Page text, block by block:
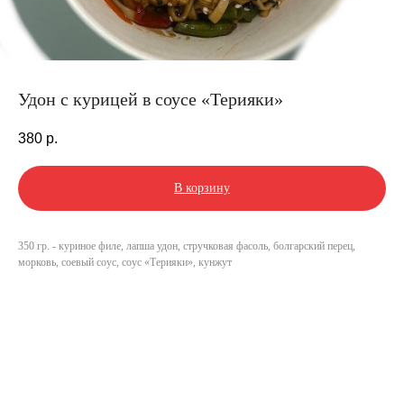
Удон с курицей в соусе «Терияки»
380 р.
В корзину
350 гр. - куриное филе, лапша удон, стручковая фасоль, болгарский перец,
морковь, соевый соус, соус «Терияки», кунжут